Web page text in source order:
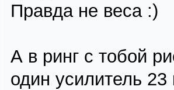
Правда не веса :)
А в ринг с тобой
один усилитель 23